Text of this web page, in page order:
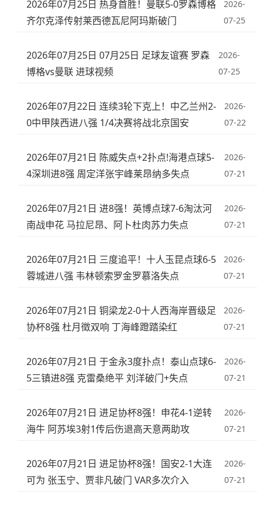
2026年07月25日 热身首胜！曼联5-0罗森博格
齐尔克泽传射莱西德瓦尼阿玛斯破门
2026-
07-25
2026年07月25日 07月25日 足球友谊赛 罗森
博格vs曼联 进球视频
2026-
07-25
2026年07月22日 连续3轮下克上！中乙兰州2-
0中甲陕西进八强 1/4决赛将战北京国安
2026-
07-22
2026年07月21日 陈威失点+2扑点!海港点球5-
4深圳进8强 周定洋张宇峰莱昂纳多失点
2026-
07-21
2026年07月21日 进8强！英博点球7-6淘汰河
南战申花 马拉尼昂、阿卜杜肉苏力失点
2026-
07-21
2026年07月21日 三度追平！十人玉昆点球6-5
蓉城进八强 韦林顿索罗金罗慕洛失点
2026-
07-21
2026年07月21日 铜梁龙2-0十人西海岸晋级足
协杯8强 杜月徵双响 丁海峰蹬踏染红
2026-
07-21
2026年07月21日 于金永3度扑点！泰山点球6-
5三镇进8强 克雷桑绝平 刘洋破门+失点
2026-
07-21
2026年07月21日 进足协杯8强！申花4-1逆转
海牛 阿苏埃3射1传后伤退高天意两助攻
2026-
07-21
2026年07月21日 进足协杯8强！国安2-1大连
可为 张玉宁、贾非凡破门 VAR多次介入
2026-
07-21